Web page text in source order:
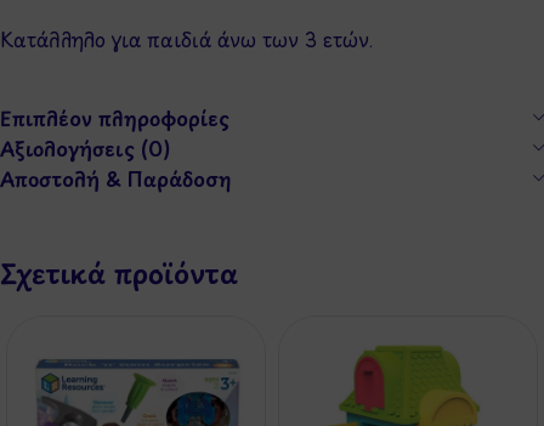
Κατάλληλο για παιδιά άνω των 3 ετών.
Επιπλέον πληροφορίες
Αξιολογήσεις (0)
Αποστολή & Παράδοση
Σχετικά προϊόντα